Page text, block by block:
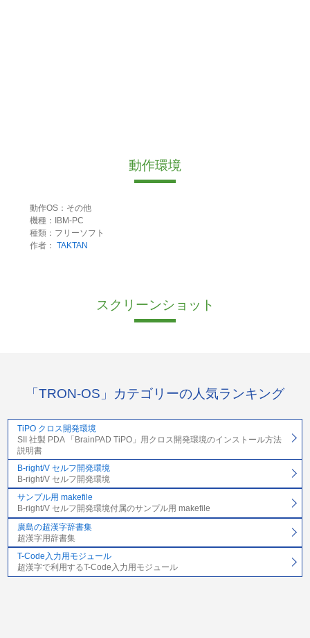
動作環境
動作OS：その他
機種：IBM-PC
種類：フリーソフト
作者： TAKTAN
スクリーンショット
「TRON-OS」カテゴリーの人気ランキング
TiPO クロス開発環境
SII 社製 PDA 「BrainPAD TiPO」用クロス開発環境のインストール方法
説明書
B-right/V セルフ開発環境
B-right/V セルフ開発環境
サンプル用 makefile
B-right/V セルフ開発環境付属のサンプル用 makefile
廣島の超漢字辞書集
超漢字用辞書集
T-Code入力用モジュール
超漢字で利用するT-Code入力用モジュール